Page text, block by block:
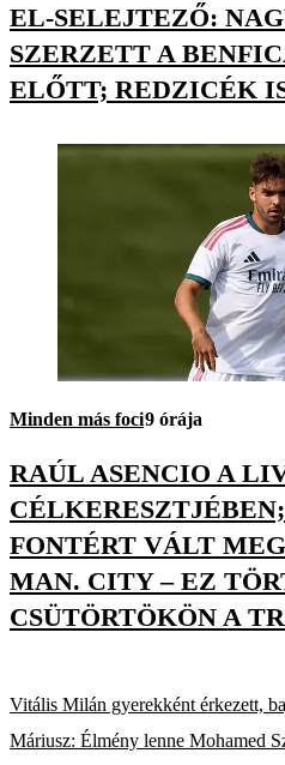
EL-SELEJTEZŐ:
SZERZETT A
ELŐTT; REDZICÉK
Minden más foci9 órája
RAÚL ASENCIO A
FONTÉRT VÁLT
MAN. CITY – EZ
CSÜTÖRTÖKÖN A
Vitális Milán gyerekként érkezett,
Máriusz: Élmény lenne Mohamed